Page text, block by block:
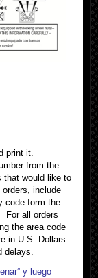
print it.
from the
that would like to
include
code form the
For all orders
the area code
in U.S. Dollars.
delays.
y luego